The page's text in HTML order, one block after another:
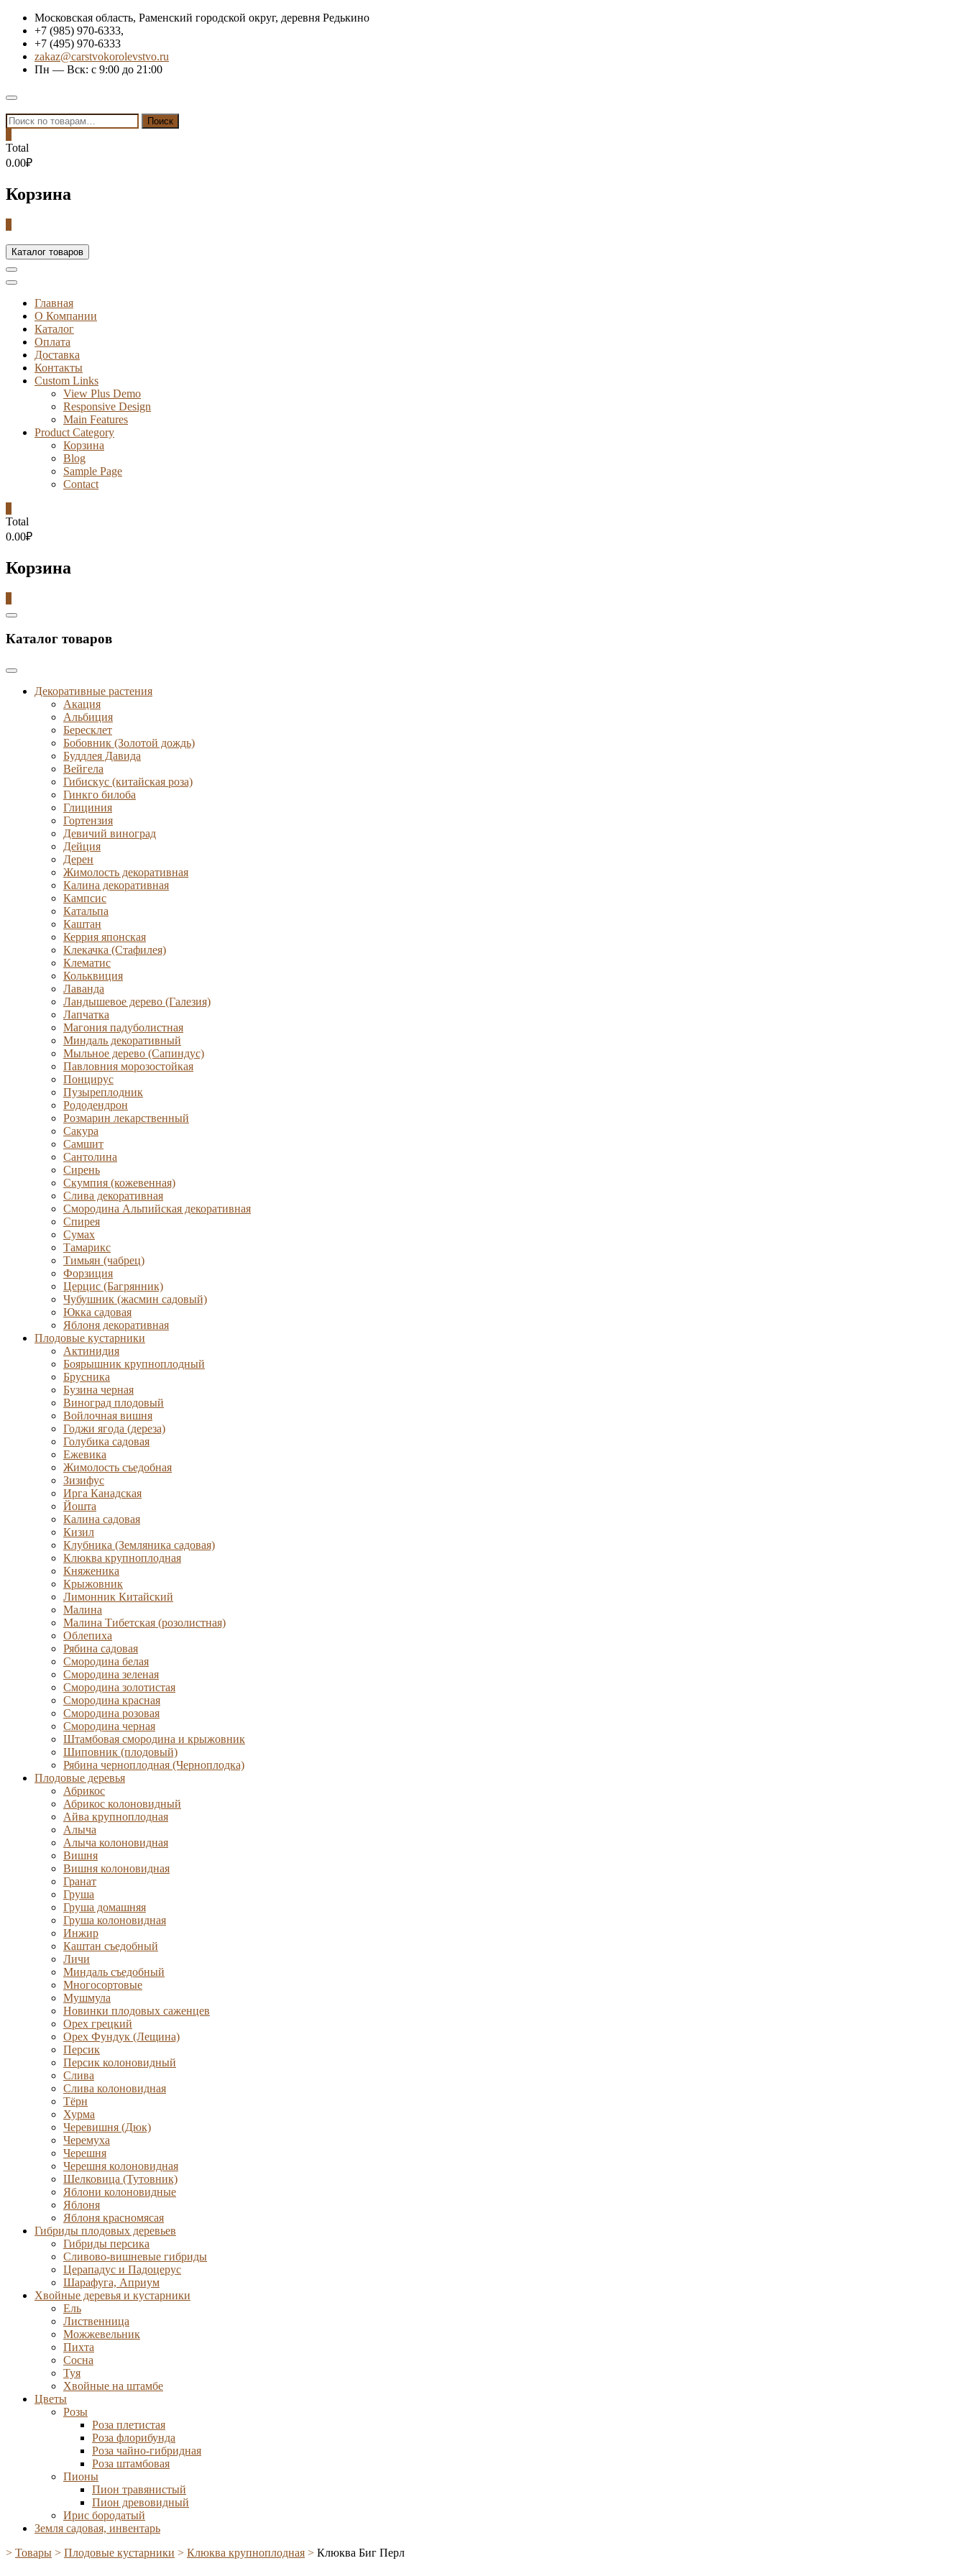
Skip
content
Московская область, Раменский городской округ, деревня Редькино
+7 (985) 970-6333,
+7 (495) 970-6333
zakaz@carstvokorolevstvo.ru
Пн — Вск: с 9:00 до 21:00
Topbar
Menu
Искать: Поиск
Total
0.00₽
Корзина
Каталог товаров
Главная
О Компании
Каталог
Оплата
Доставка
Контакты
Custom Links
View Plus Demo
Responsive Design
Main Features
Product Category
Корзина
Blog
Sample Page
Contact
Total
0.00₽
Корзина
Catalog
Каталог товаров
Декоративные растения
Акация
Альбиция
Бересклет
Бобовник (Золотой дождь)
Буддлея Давида
Вейгела
Гибискус (китайская роза)
Гинкго билоба
Глициния
Гортензия
Девичий виноград
Дейция
Дерен
Жимолость декоративная
Калина декоративная
Кампсис
Катальпа
Каштан
Керрия японская
Клекачка (Стафилея)
Клематис
Кольквиция
Лаванда
Ландышевое дерево (Галезия)
Лапчатка
Магония падуболистная
Миндаль декоративный
Мыльное дерево (Сапиндус)
Павловния морозостойкая
Понцирус
Пузыреплодник
Рододендрон
Розмарин лекарственный
Сакура
Самшит
Сантолина
Сирень
Скумпия (кожевенная)
Слива декоративная
Смородина Альпийская декоративная
Спирея
Сумах
Тамарикс
Тимьян (чабрец)
Форзиция
Церцис (Багрянник)
Чубушник (жасмин садовый)
Юкка садовая
Яблоня декоративная
Плодовые кустарники
Актинидия
Боярышник крупноплодный
Брусника
Бузина черная
Виноград плодовый
Войлочная вишня
Годжи ягода (дереза)
Голубика садовая
Ежевика
Жимолость съедобная
Зизифус
Ирга Канадская
Йошта
Калина садовая
Кизил
Клубника (Земляника садовая)
Клюква крупноплодная
Княженика
Крыжовник
Лимонник Китайский
Малина
Малина Тибетская (розолистная)
Облепиха
Рябина садовая
Смородина белая
Смородина зеленая
Смородина золотистая
Смородина красная
Смородина розовая
Смородина черная
Штамбовая смородина и крыжовник
Шиповник (плодовый)
Рябина черноплодная (Черноплодка)
Плодовые деревья
Абрикос
Абрикос колоновидный
Айва крупноплодная
Алыча
Алыча колоновидная
Вишня
Вишня колоновидная
Гранат
Груша
Груша домашняя
Груша колоновидная
Инжир
Каштан съедобный
Личи
Миндаль съедобный
Многосортовые
Мушмула
Новинки плодовых саженцев
Орех грецкий
Орех Фундук (Лещина)
Персик
Персик колоновидный
Слива
Слива колоновидная
Тёрн
Хурма
Черевишня (Дюк)
Черемуха
Черешня
Черешня колоновидная
Шелковица (Тутовник)
Яблони колоновидные
Яблоня
Яблоня красномясая
Гибриды плодовых деревьев
Гибриды персика
Сливово-вишневые гибриды
Церападус и Падоцерус
Шарафуга, Априум
Хвойные деревья и кустарники
Ель
Лиственница
Можжевельник
Пихта
Сосна
Туя
Хвойные на штамбе
Цветы
Розы
Роза плетистая
Роза флорибунда
Роза чайно-гибридная
Роза штамбовая
Пионы
Пион травянистый
Пион древовидный
Ирис бородатый
Земля садовая, инвентарь
> Товары > Плодовые кустарники > Клюква крупноплодная > Клюква Биг Перл